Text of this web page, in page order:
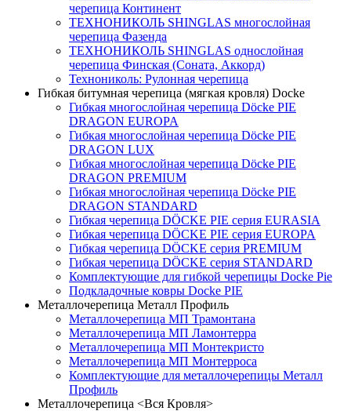
черепица Континент
ТЕХНОНИКОЛЬ SHINGLAS многослойная
черепица Фазенда
ТЕХНОНИКОЛЬ SHINGLAS однослойная
черепица Финская (Соната, Аккорд)
Технониколь: Рулонная черепица
Гибкая битумная черепица (мягкая кровля) Docke
Гибкая многослойная черепица Döcke PIE
DRAGON EUROPA
Гибкая многослойная черепица Döcke PIE
DRAGON LUX
Гибкая многослойная черепица Döcke PIE
DRAGON PREMIUM
Гибкая многослойная черепица Döcke PIE
DRAGON STANDARD
Гибкая черепица DÖCKE PIE серия EURASIA
Гибкая черепица DÖCKE PIE серия EUROPA
Гибкая черепица DÖCKE серия PREMIUM
Гибкая черепица DÖCKE серия STANDARD
Комплектующие для гибкой черепицы Docke Pie
Подкладочные ковры Docke PIE
Металлочерепица Металл Профиль
Металлочерепица МП Трамонтана
Металлочерепица МП Ламонтерра
Металлочерепица МП Монтекристо
Металлочерепица МП Монтерроса
Комплектующие для металлочерепицы Металл
Профиль
Металлочерепица <Вся Кровля>